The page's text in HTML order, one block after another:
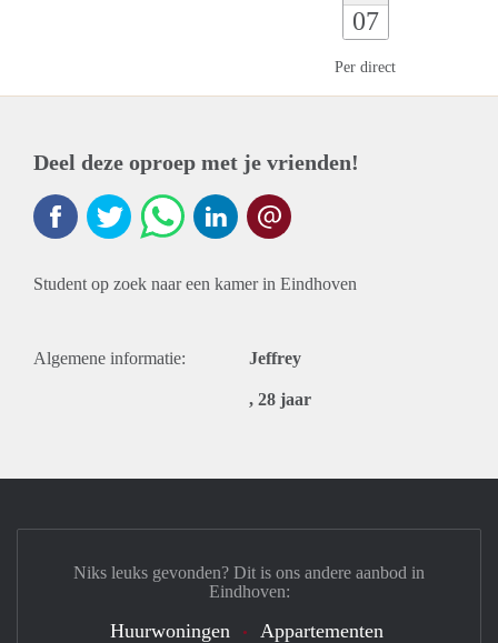
07
Per direct
Deel deze oproep met je vrienden!
Student op zoek naar een kamer in Eindhoven
Algemene informatie: Jeffrey
, 28 jaar
Niks leuks gevonden? Dit is ons andere aanbod in
Eindhoven:
Huurwoningen Appartementen